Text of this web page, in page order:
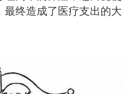
终造成了医疗支出的大